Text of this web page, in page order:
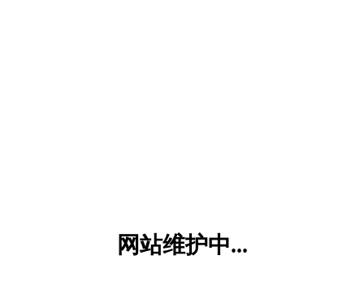
网站维护中...